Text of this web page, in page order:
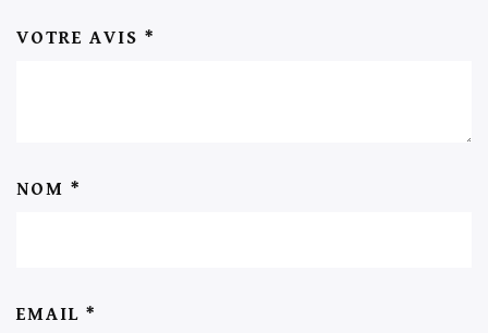
VOTRE AVIS *
NOM *
EMAIL *